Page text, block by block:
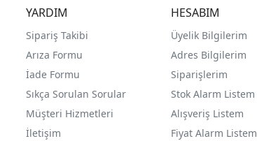
YARDIM
Sipariş Takibi
Arıza Formu
İade Formu
Sıkça Sorulan Sorular
Müşteri Hizmetleri
İletişim
HESABIM
Üyelik Bilgilerim
Adres Bilgilerim
Siparişlerim
Stok Alarm Listem
Alışveriş Listem
Fiyat Alarm Listem